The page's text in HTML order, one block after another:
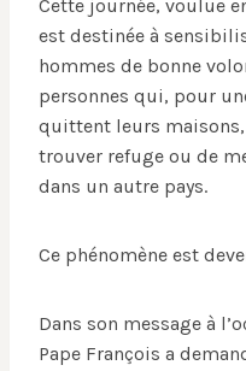
Cette journée, voulue
est destinée à
hommes de bonne
personnes qui, pour
quittent leurs
trouver refuge ou de
dans un autre pays.
Ce phénomène est
Dans son message à
Pape François a